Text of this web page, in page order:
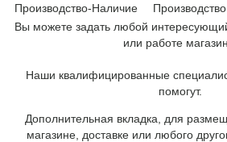
Производство-Наличие
Производство
Вы можете задать любой
или работе
Наши квалифицированные
помогут.
Дополнительная вкладка, для
магазине, доставке или любого